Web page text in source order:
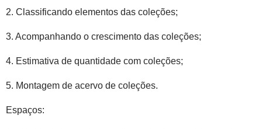
2. Classificando elementos das coleções;
3. Acompanhando o crescimento das coleções;
4. Estimativa de quantidade com coleções;
5. Montagem de acervo de coleções.
Espaços: